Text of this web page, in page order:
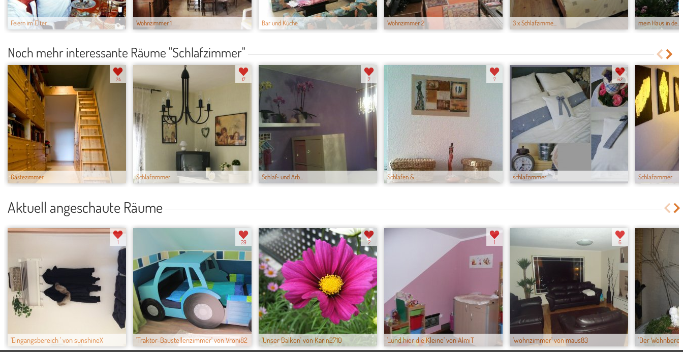
Feiern im Elter... Wohnzimmer 1 Bar und Küche Wohnzimmer 2 3 x Schlafzimme... mein Haus in de...
Noch mehr interessante Räume "Schlafzimmer"
Gästezimmer
24
Schlafzimmer
17
Schlaf- und Arb...
7
Schlafen & ...
7
schlafzimmer
62
Schlafzimmer
Aktuell angeschaute Räume
'Eingangsbereich ' von sunshineX
1
'Traktor-Baustellenzimmer' von Vroni82
29
'Unser Balkon' von Karin2710
2
'...und hier die Kleine' von AlmiT
1
'wohnzimmer' von maus83
6
'Der